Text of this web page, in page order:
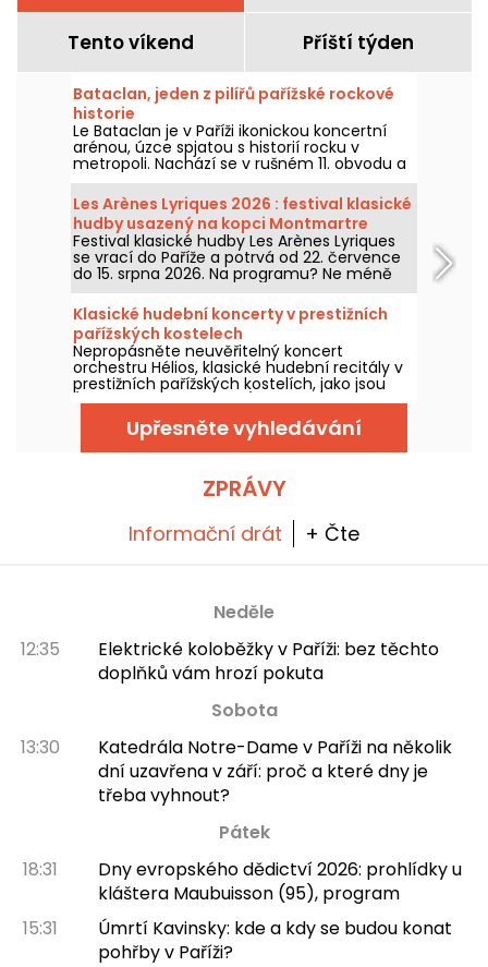
Tento víkend Příští týden
Bataclan, jeden z pilířů pařížské rockové
historie
Le Bataclan je v Paříži ikonickou koncertní
arénou, úzce spjatou s historií rocku v
metropoli. Nachází se v rušném 11. obvodu a
zůstává ikonickým místem pařížské hudební
scény.
Les Arènes Lyriques 2026 : festival klasické
hudby usazený na kopci Montmartre
Festival klasické hudby Les Arènes Lyriques
se vrací do Paříže a potrvá od 22. července
do 15. srpna 2026. Na programu? Ne méně
než 16 koncertů v Arénách Montmartru,
idylickí prostředí pro poslech největších
klasik.
Klasické hudební koncerty v prestižních
pařížských kostelech
Nepropásněte neuvěřitelný koncert
orchestru Hélios, klasické hudební recitály v
prestižních pařížských kostelích, jako jsou
Église de la Madeleine, Église Saint-Germain-
des-Prés a Église Saint-Philippe-du-Roule, až
do prosince 2026.
Upřesněte vyhledávání
ZPRÁVY
Informační drát + Čte
Neděle
12:35
Elektrické koloběžky v Paříži: bez těchto
doplňků vám hrozí pokuta
Sobota
13:30
Katedrála Notre-Dame v Paříži na několik
dní uzavřena v září: proč a které dny je
třeba vyhnout?
Pátek
18:31
Dny evropského dědictví 2026: prohlídky u
kláštera Maubuisson (95), program
15:31
Úmrtí Kavinsky: kde a kdy se budou konat
pohřby v Paříži?